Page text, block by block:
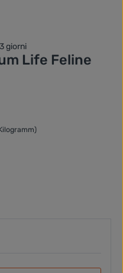
giorni
Life Feline